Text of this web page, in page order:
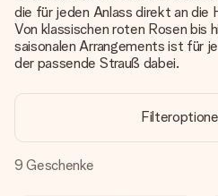
4,8 (basierend auf
Unsere Geschenke begeistern.
die wir versenden).
+49 39292 929695
die für jeden Anlass direkt an die
Von klassischen roten Rosen bis
saisonalen Arrangements ist für
der passende Strauß dabei.
9 Geschenke